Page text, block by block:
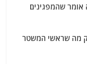
אומר שהמפגינים
מה שראשי המשטר